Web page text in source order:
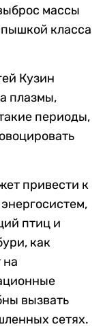
массы
класса
Кузин
плазмы,
периоды,
привести к
птиц и
как
на
вызвать
сетях.